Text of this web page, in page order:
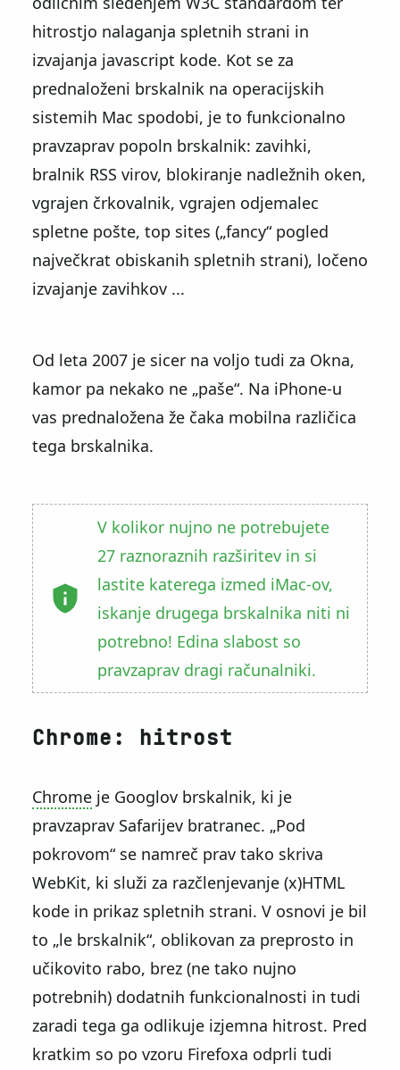
hitrostjo nalaganja spletnih strani in
izvajanja javascript kode. Kot se za
prednaloženi brskalnik na operacijskih
sistemih Mac spodobi, je to funkcionalno
pravzaprav popoln brskalnik: zavihki,
bralnik RSS virov, blokiranje nadležnih oken,
vgrajen črkovalnik, vgrajen odjemalec
spletne pošte, top sites ( fancy pogled
največkrat obiskanih spletnih strani), ločeno
izvajanje zavihkov ...
Od leta 2007 je sicer na voljo tudi za Okna,
kamor pa nekako ne paše . Na iPhone-u
vas prednaložena že čaka mobilna različica
tega brskalnika.
V kolikor nujno ne potrebujete
27 raznoraznih razširitev in si
lastite katerega izmed iMac-ov,
iskanje drugega brskalnika niti ni
potrebno! Edina slabost so
pravzaprav dragi računalniki.
Chrome: hitrost
Chromeje Googlov brskalnik, ki je
pravzaprav Safarijev bratranec. Pod
pokrovom se namreč prav tako skriva
WebKit, ki služi za razčlenjevanje (x)HTML
kode in prikaz spletnih strani. V osnovi je bil
to le brskalnik , oblikovan za preprosto in
učikovito rabo, brez (ne tako nujno
potrebnih) dodatnih funkcionalnosti in tudi
zaradi tega ga odlikuje izjemna hitrost. Pred
kratkim so po vzoru Firefoxa odprli tudi